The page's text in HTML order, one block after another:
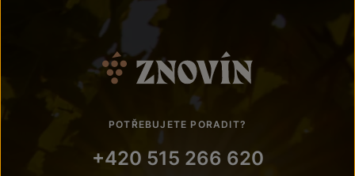
POTŘEBUJETE PORADIT?
+420 515 266 620